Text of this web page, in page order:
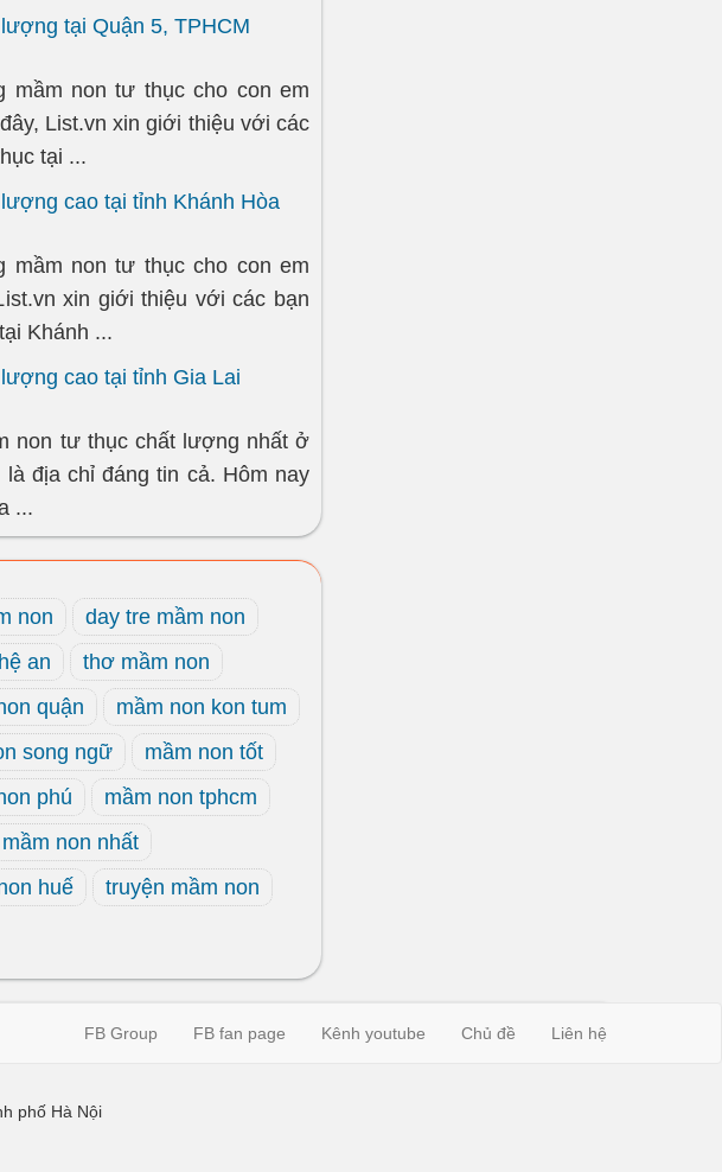
tại Quận 5, TPHCM
mầm non tư thục cho con em
List.vn xin giới thiệu với các
tại ...
cao tại tỉnh Khánh Hòa
mầm non tư thục cho con em
xin giới thiệu với các bạn
Khánh ...
cao tại tỉnh Gia Lai
non tư thục chất lượng nhất ở
địa chỉ đáng tin cả. Hôm nay
...
non
day tre mầm non
an
thơ mầm non
quận
mầm non kon tum
song ngữ
mầm non tốt
phú
mầm non tphcm
mầm non nhất
huế
truyện mầm non
FB Group FB fan page Kênh youtube Chủ đề Liên hệ
phố Hà Nội